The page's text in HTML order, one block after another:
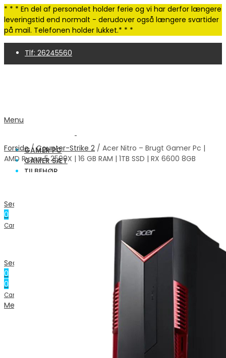
* * * En del af personalet holder ferie og vi har derfor længere
leveringstid end normalt - derudover også længere svartider
på mail. Telefonen holder lukket.* * *
Tlf: 26245560
GAMER PC
GAMER SÆT
TILBEHØR
Search
0
0
Cart
Menu
Menu
Search
0
Cart
Forside/Counter-Strike 2 / Acer Nitro – Brugt Gamer Pc |
AMD Ryzen 5 2500X | 16 GB RAM | 1TB SSD | RX 6600 8GB